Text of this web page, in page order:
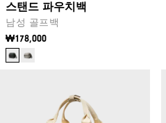
스탠드 파우치백
남성 골프백
₩178,000